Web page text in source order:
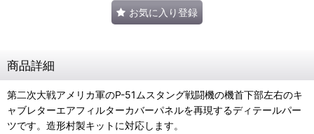
お気に入り登録
商品詳細
第二次大戦アメリカ軍のP-51ムスタング戦闘機の機首下部左右のキ
ャブレターエアフィルターカバーパネルを再現するディテールパー
ツです。造形村製キットに対応します。